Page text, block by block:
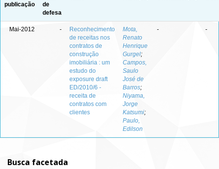
publicação
de
defesa
Mai-2012 -
Reconhecimento
de receitas nos
contratos de
construção
imobiliária : um
estudo do
exposure draft
ED/2010/6 -
receita de
contratos com
clientes
Mota,
Renato
Henrique
Gurgel;
Campos,
Saulo
José de
Barros;
Niyama,
Jorge
Katsumi;
Paulo,
Edilson
- -
Busca facetada